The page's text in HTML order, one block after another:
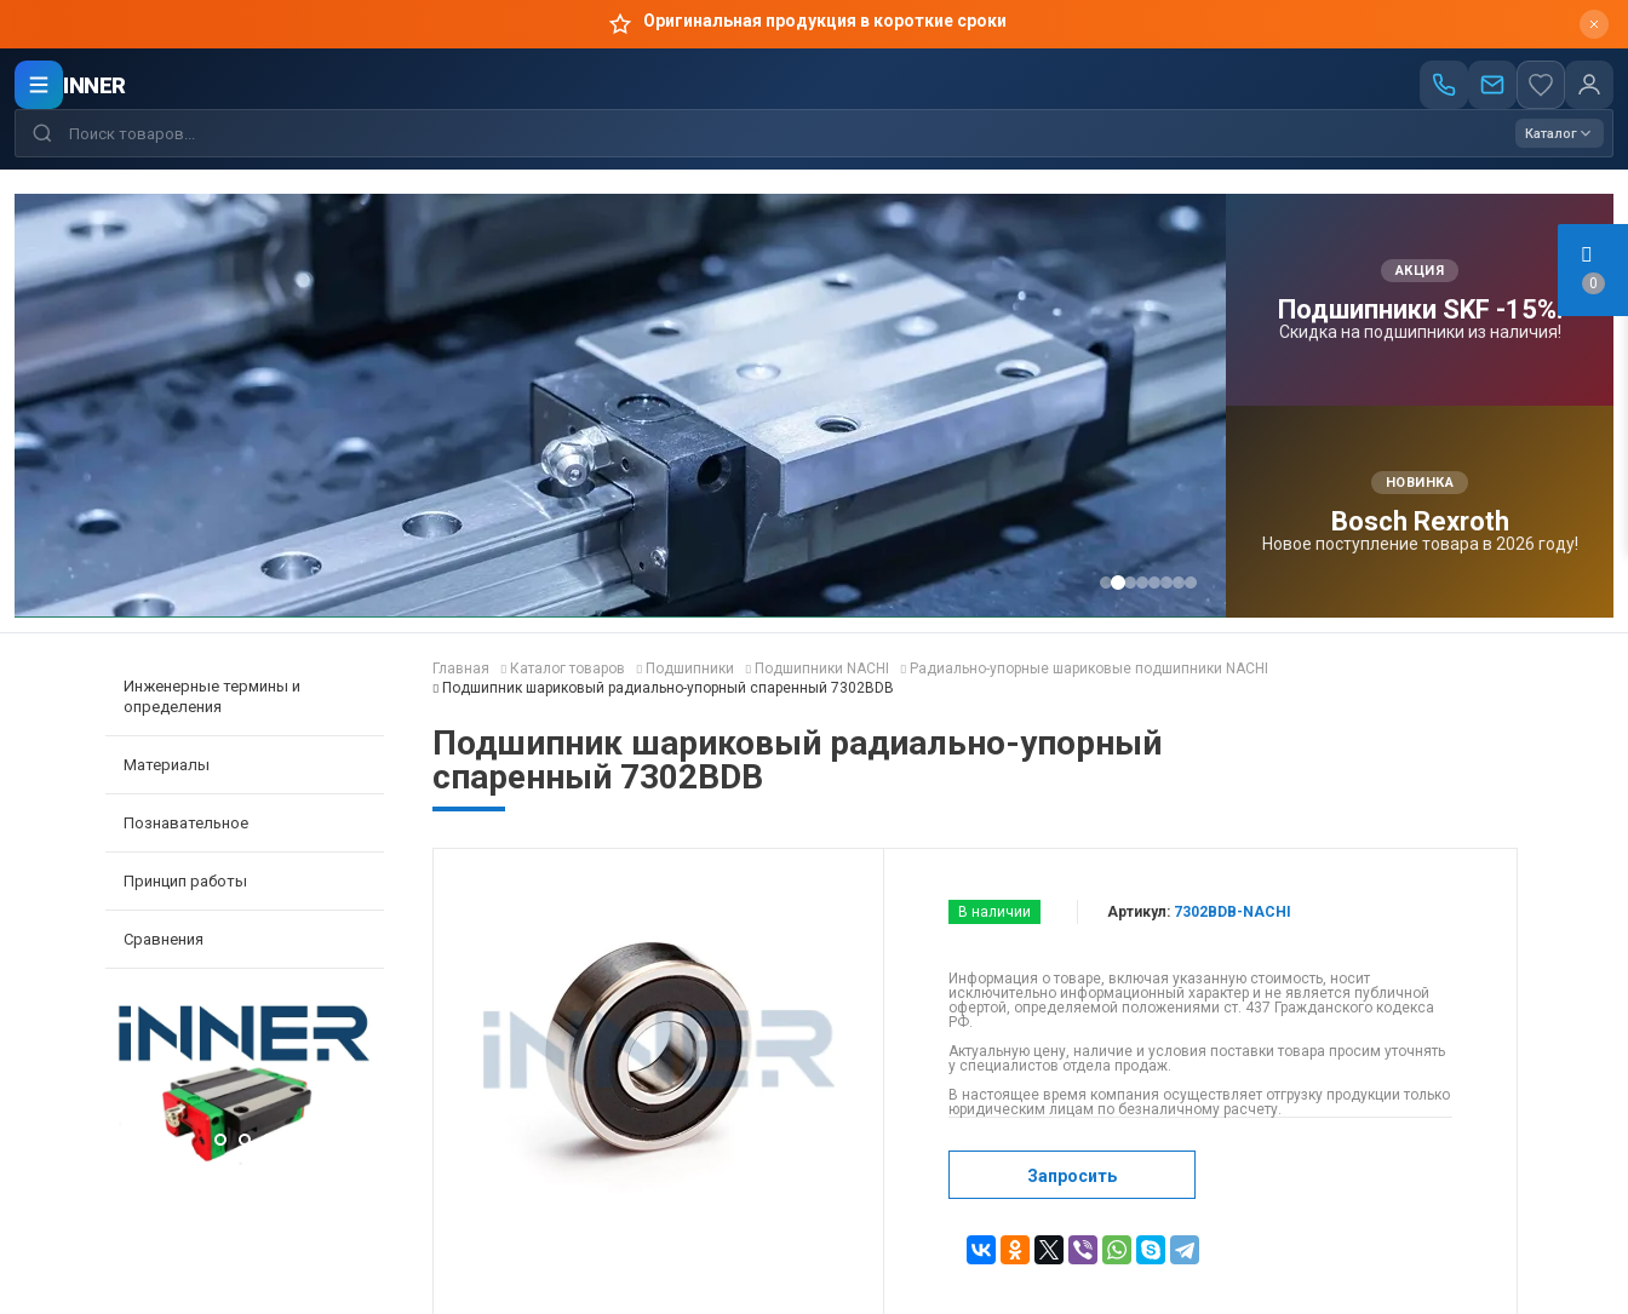
0
Оригинальная продукция в короткие сроки
INNER
Каталог
АКЦИЯ
Подшипники SKF -15%!
Скидка на подшипники из наличия!
НОВИНКА
Bosсh Rexroth
Новое поступление товара в 2026 году!
Инженерные термины и
определения
Материалы
Познавательное
Принцип работы
Сравнения
Главная Каталог товаров Подшипники Подшипники NACHI
Радиально-упорные шариковые подшипники NACHI
Подшипник шариковый радиально-упорный спаренный 7302BDB
Подшипник шариковый радиально-упорный
спаренный 7302BDB
В наличии Артикул: 7302BDB-NACHI
Информация о товаре, включая указанную стоимость, носит
исключительно информационный характер и не является публичной
офертой, определяемой положениями ст. 437 Гражданского кодекса
РФ.
Актуальную цену, наличие и условия поставки товара просим уточнять
у специалистов отдела продаж.
В настоящее время компания осуществляет отгрузку продукции только
юридическим лицам по безналичному расчету.
Запросить